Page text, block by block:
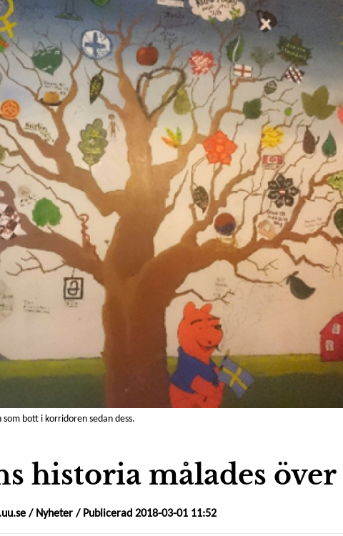
bott i korridoren sedan dess.
historia målades över
/ Nyheter / Publicerad 2018-03-01 11:52